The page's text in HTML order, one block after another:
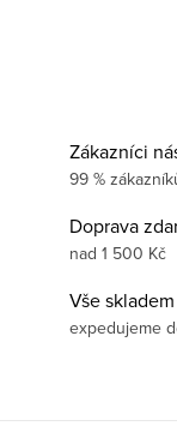
Zákazníci
99 %
Doprava
nad 1 500 Kč
Vše skladem
expedujeme